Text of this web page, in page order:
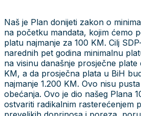
Naš je Plan donijeti zakon o
na početku mandata, kojim ćemo
platu najmanje za 100 KM. Cilj
narednih pet godina minimalnu
na visinu današnje prosječne
KM, a da prosječna plata u BiH
najmanje 1.200 KM. Ovo nisu
obećanja. Ovo je dio našeg Plana
ostvariti radikalnim rasterećenjem